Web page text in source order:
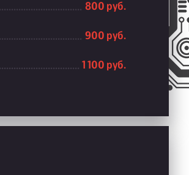
800 руб.
900 руб.
1 100 руб.